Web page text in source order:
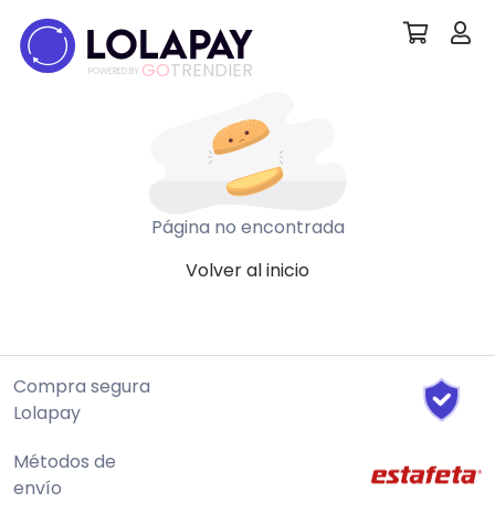
POWERED BY GOTRENDIER
Página no encontrada
Volver al inicio
Compra segura
Lolapay
Métodos de
envío